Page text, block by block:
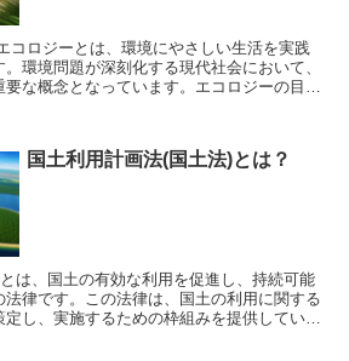
環境問題が深刻化する現代社会において、
な概念となっています。エコロジーの目的
間が自然と調和して生活することを目指しま
、人間は自然の一部であり、自然とのつな
体的なエコロジーの実践
例えば、エネルギーの効率的な利用や再生
棄物のリサイクルやリデュース、持続可能
保護活動などが挙げられます。これらの取
気汚染、生物多様性の喪失などの環境問題
個人の努力だけ
組みも重要です。企業は環境に配慮した製
て、持続可能な社会の実現に貢献すること
国土利用計画法(国土法)とは？
は、国土の有効な利用を促進し、持続可能
律です。この法律は、国土の利用に関する
し、実施するための枠組みを提供していま